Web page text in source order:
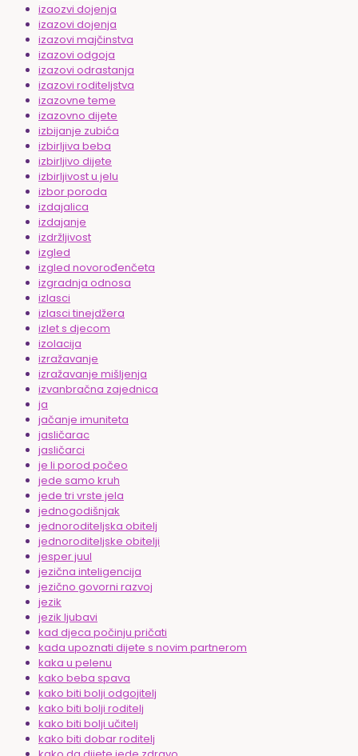
izaozvi dojenja
izazovi dojenja
izazovi majčinstva
izazovi odgoja
izazovi odrastanja
izazovi roditeljstva
izazovne teme
izazovno dijete
izbijanje zubića
izbirljiva beba
izbirljivo dijete
izbirljivost u jelu
izbor poroda
izdajalica
izdajanje
izdržljivost
izgled
izgled novorođenčeta
izgradnja odnosa
izlasci
izlasci tinejdžera
izlet s djecom
izolacija
izražavanje
izražavanje mišljenja
izvanbračna zajednica
ja
jačanje imuniteta
jasličarac
jasličarci
je li porod počeo
jede samo kruh
jede tri vrste jela
jednogodišnjak
jednoroditeljska obitelj
jednoroditeljske obitelji
jesper juul
jezična inteligencija
jezično govorni razvoj
jezik
jezik ljubavi
kad djeca počinju pričati
kada upoznati dijete s novim partnerom
kaka u pelenu
kako beba spava
kako biti bolji odgojitelj
kako biti bolji roditelj
kako biti bolji učitelj
kako biti dobar roditelj